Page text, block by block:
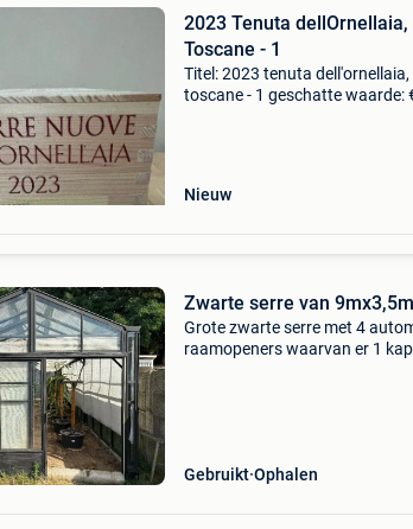
2023 Tenuta
Toscane - 1
Titel: 2023 tenuta dell'ornellaia,
toscane - 1 geschatte waarde:
Nieuw
Zwarte serre van
Grote zwarte serre met 4
raamopeners waarvan er 1
Gebruikt Ophalen